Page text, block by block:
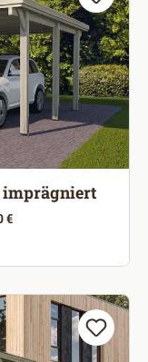
imprägniert
€